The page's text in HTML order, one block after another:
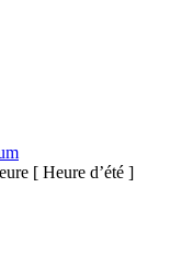
[ Heure d’été ]